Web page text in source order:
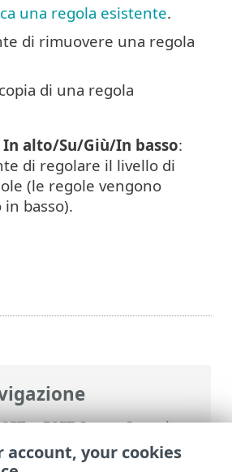
>ESET Smart Security
avanzata>
accesso alla rete
una regola esistente.
di rimuovere una regola
di una regola
In alto/Su/Giù/In basso:
di regolare il livello di
(le regole vengono
basso).
account, your cookies